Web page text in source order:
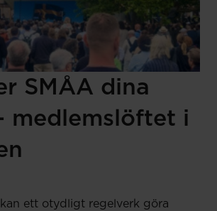
SMÅA dina
medlemslöftet i
ett otydligt regelverk göra